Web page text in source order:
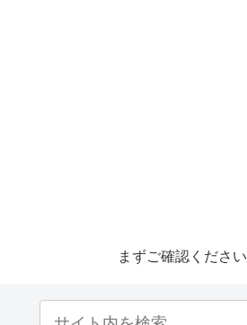
まずご確認ください